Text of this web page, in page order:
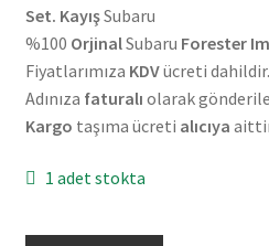
Set. KayışSubaru
%100 OrjinalSubaru Forester
Fiyatlarımıza KDVücreti dahildir.
Adınıza faturalı olarak
Kargo taşıma ücreti alıcıya
1 adet stokta